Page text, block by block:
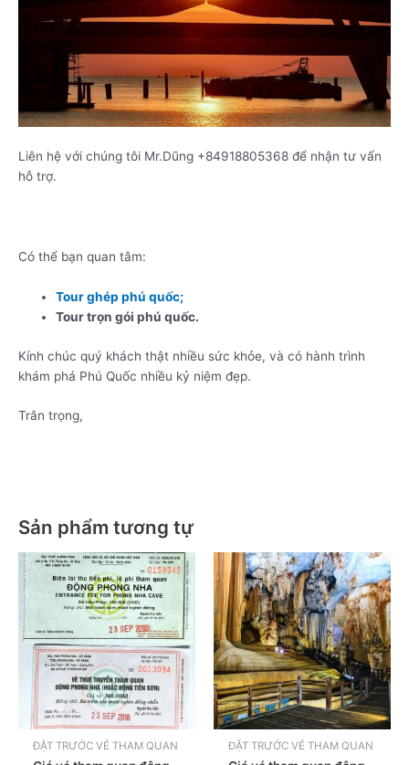
Liên hệ với chúng tôi Mr.Dũng +84918805368 để nhận tư vấn
hỗ trợ.
Có thể bạn quan tâm:
Tour ghép phú quốc;
Tour trọn gói phú quốc.
Kính chúc quý khách thật nhiều sức khỏe, và có hành trình
khám phá Phú Quốc nhiều kỷ niệm đẹp.
Trân trọng,
Sản phẩm tương tự
ĐẶT TRƯỚC VÉ THAM QUAN ĐẶT TRƯỚC VÉ THAM QUAN